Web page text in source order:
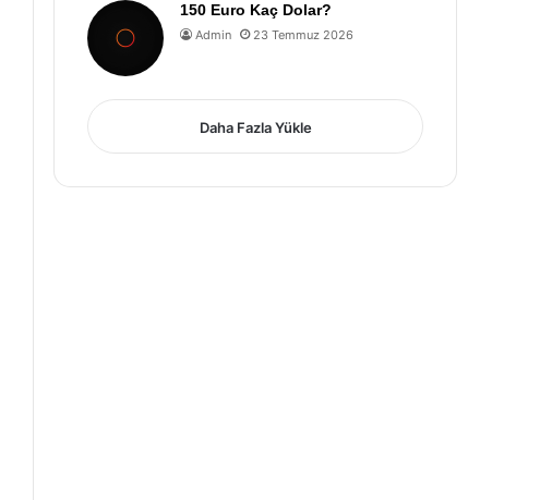
150 Euro Kaç Dolar?
Admin 23 Temmuz 2026
Daha Fazla Yükle